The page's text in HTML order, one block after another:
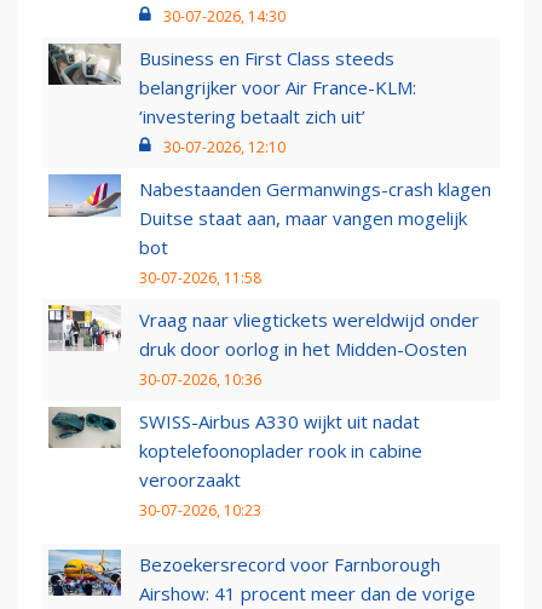
30-07-2026, 14:30
Business en First Class steeds
belangrijker voor Air France-KLM:
‘investering betaalt zich uit’
30-07-2026, 12:10
Nabestaanden Germanwings-crash klagen
Duitse staat aan, maar vangen mogelijk
bot
30-07-2026, 11:58
Vraag naar vliegtickets wereldwijd onder
druk door oorlog in het Midden-Oosten
30-07-2026, 10:36
SWISS-Airbus A330 wijkt uit nadat
koptelefoonoplader rook in cabine
veroorzaakt
30-07-2026, 10:23
Bezoekersrecord voor Farnborough
Airshow: 41 procent meer dan de vorige